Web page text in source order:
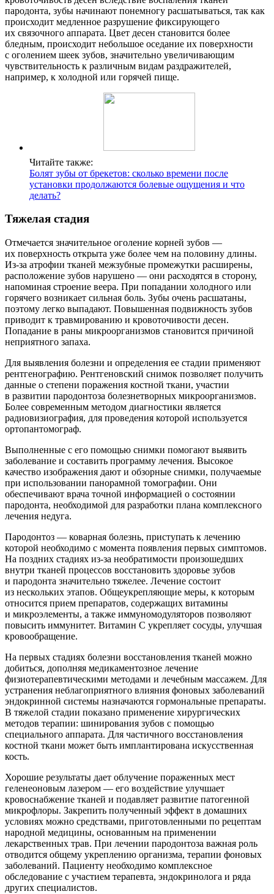
пародонта, зубы начинают понемногу расшатываться, так как
происходит медленное разрушение фиксирующего
их связочного аппарата. Цвет десен становится более
бледным, происходит небольшое оседание их поверхности
с оголением шеек зубов, значительно увеличивающим
чувствительность к различным видам раздражителей,
например, к холодной или горячей пище.
Читайте также:
Болят зубы от брекетов: сколько времени после
установки продолжаются болевые ощущения и что
делать?
Тяжелая стадия
Отмечается значительное оголение корней зубов —
их поверхность открыта уже более чем на половину длины.
Из-за атрофии тканей межзубные промежутки расширены,
расположение зубов нарушено — они расходятся в сторону,
напоминая строение веера. При попадании холодного или
горячего возникает сильная боль. Зубы очень расшатаны,
поэтому легко выпадают. Повышенная подвижность зубов
приводит к травмированию и кровоточивости десен.
Попадание в раны микроорганизмов становится причиной
неприятного запаха.
Для выявления болезни и определения ее стадии применяют
рентгенографию. Рентгеновский снимок позволяет получить
данные о степени поражения костной ткани, участии
в развитии пародонтоза болезнетворных микроорганизмов.
Более современным методом диагностики является
радиовизиография, для проведения которой используется
ортопантомограф.
Выполненные с его помощью снимки помогают выявить
заболевание и составить программу лечения. Высокое
качество изображения дают и обзорные снимки, получаемые
при использовании панорамной томографии. Они
обеспечивают врача точной информацией о состоянии
пародонта, необходимой для разработки плана комплексного
лечения недуга.
Пародонтоз — коварная болезнь, приступать к лечению
которой необходимо с момента появления первых симптомов.
На поздних стадиях из-за необратимости произошедших
внутри тканей процессов восстановить здоровье зубов
и пародонта значительно тяжелее. Лечение состоит
из нескольких этапов. Общеукрепляющие меры, к которым
относится прием препаратов, содержащих витамины
и микроэлементы, а также иммуномодуляторов позволяют
повысить иммунитет. Витамин С укрепляет сосуды, улучшая
кровообращение.
На первых стадиях болезни восстановления тканей можно
добиться, дополняя медикаментозное лечение
физиотерапевтическими методами и лечебным массажем. Для
устранения неблагоприятного влияния фоновых заболеваний
эндокринной системы назначаются гормональные препараты.
В тяжелой стадии показано применение хирургических
методов терапии: шинирования зубов с помощью
специального аппарата. Для частичного восстановления
костной ткани может быть имплантирована искусственная
кость.
Хорошие результаты дает облучение пораженных мест
геленеоновым лазером — его воздействие улучшает
кровоснабжение тканей и подавляет развитие патогенной
микрофлоры. Закрепить полученный эффект в домашних
условиях можно средствами, приготовленными по рецептам
народной медицины, основанным на применении
лекарственных трав. При лечении пародонтоза важная роль
отводится общему укреплению организма, терапии фоновых
заболеваний. Пациенту необходимо комплексное
обследование с участием терапевта, эндокринолога и ряда
других специалистов.